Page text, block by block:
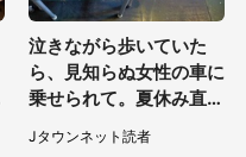
泣きながら歩いていた
ら、見知らぬ女性の車に
乗せられて。夏休み直
前、小学校低学年の私に
起きたこと（広島県・3
Jタウンネット読者